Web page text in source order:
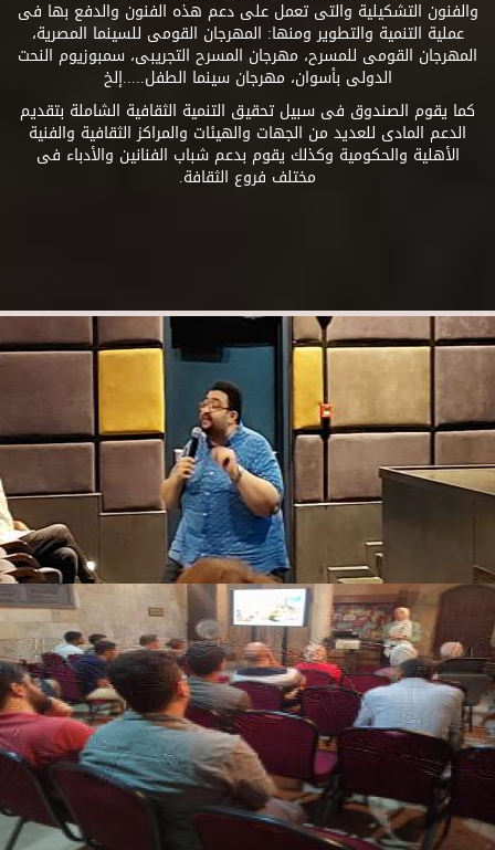
والفنون التشكيلية والتى تعمل على دعم هذه الفنون والدفع بها فى
عملية التنمية والتطوير ومنها: المهرجان القومى للسينما المصرية،
المهرجان القومى للمسرح، مهرجان المسرح التجريبى، سمبوزيوم النحت
الدولى بأسوان، مهرجان سينما الطفل.....إلخ
كما يقوم الصندوق فى سبيل تحقيق التنمية الثقافية الشاملة بتقديم
الدعم المادى للعديد من الجهات والهيئات والمراكز الثقافية والفنية
الأهلية والحكومية وكذلك يقوم بدعم شباب الفنانين والأدباء فى
مختلف فروع الثقافة.